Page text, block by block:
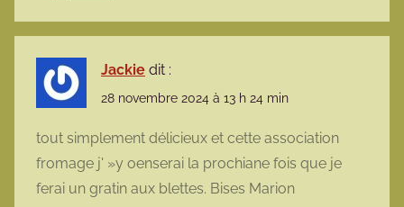
Jackie dit :
28 novembre 2024 à 13 h 24 min
tout simplement délicieux et cette association
fromage j' »y oenserai la prochiane fois que je
ferai un gratin aux blettes. Bises Marion